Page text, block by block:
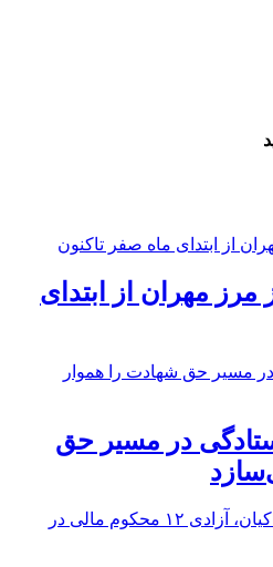
از مرز مهران از ابتدای
در مسیر حق